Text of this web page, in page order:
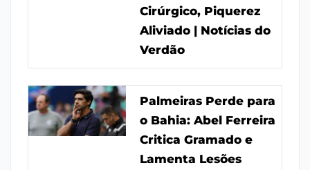
Cirúrgico, Piquerez
Aliviado | Notícias do
Verdão
Palmeiras Perde para
o Bahia: Abel Ferreira
Critica Gramado e
Lamenta Lesões